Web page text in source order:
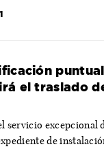
el traslado
servicio excepcional
de